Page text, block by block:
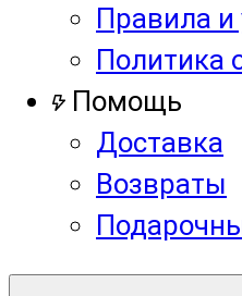
Правила и
Политика
Помощь
Доставка
Возвраты